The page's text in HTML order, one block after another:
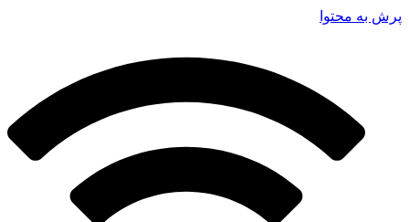
پرش به محتوا